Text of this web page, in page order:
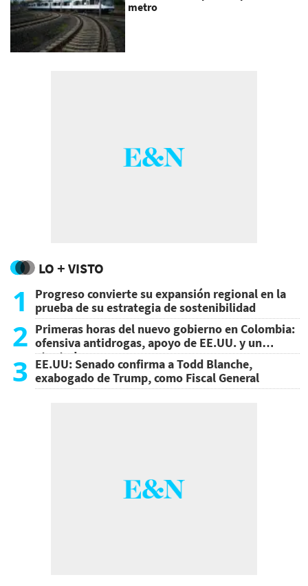
metro
LO + VISTO
1
Progreso convierte su expansión regional en la
prueba de su estrategia de sostenibilidad
2 Primeras horas del nuevo gobierno en Colombia:
ofensiva antidrogas, apoyo de EE.UU. y un
atentado
3 EE.UU: Senado confirma a Todd Blanche,
exabogado de Trump, como Fiscal General